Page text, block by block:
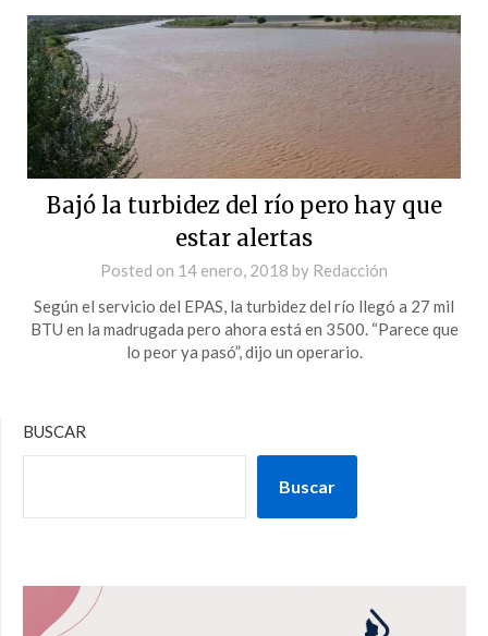
Bajó la turbidez del río pero hay que
estar alertas
Posted on 14 enero, 2018 by Redacción
Según el servicio del EPAS, la turbidez del río llegó a 27 mil
BTU en la madrugada pero ahora está en 3500. “Parece que
lo peor ya pasó”, dijo un operario.
BUSCAR
Buscar